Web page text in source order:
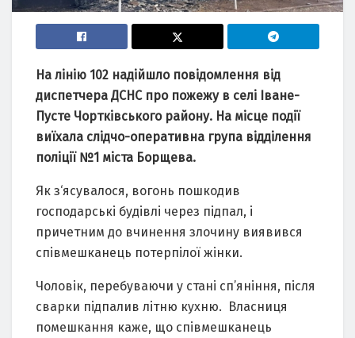
На лінію 102 надійшло повідомлення від
диспетчера ДСНС про пожежу в селі Іване-
Пусте Чортківського району. На місце події
виїхала слідчо-оперативна група відділення
поліції №1 міста Борщева.
Як з‘ясувалося, вогонь пошкодив
господарські будівлі через підпал, і
причетним до вчинення злочину виявився
співмешканець потерпілої жінки.
Чоловік, перебуваючи у стані сп’яніння, після
сварки підпалив літню кухню. Власниця
помешкання каже, що співмешканець